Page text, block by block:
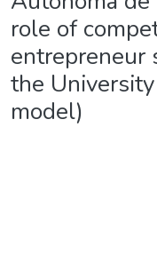
role of
entrepreneur
the
model)